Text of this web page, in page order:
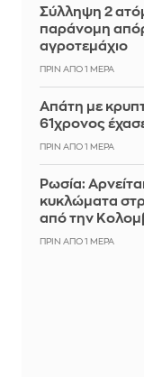
Σύλληψη 2
παράνομη
αγροτεμάχιο
ΠΡΙΝ ΑΠΌ 1 ΜΈΡΑ
Απάτη με
61χρονος
ΠΡΙΝ ΑΠΌ 1 ΜΈΡΑ
Ρωσία:
κυκλώματα
από την
ΠΡΙΝ ΑΠΌ 1 ΜΈΡΑ